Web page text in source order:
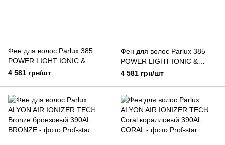
Фен для волос Parlux 385
POWER LIGHT IONIC &
CERAMIC фиолетовый
4 581 грн/шт
Фен для волос Parlux 385
POWER LIGHT IONIC &
CERAMIC красный
4 581 грн/шт